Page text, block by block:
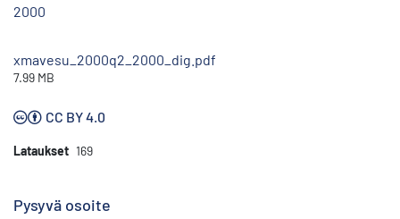
2000
xmavesu_2000q2_2000_dig.pdf
7.99 MB
CC BY 4.0
Lataukset 169
Pysyvä osoite